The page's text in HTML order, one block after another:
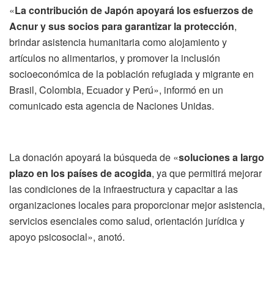
«La contribución de Japón apoyará los esfuerzos de
Acnur y sus socios para garantizar la protección,
brindar asistencia humanitaria como alojamiento y
artículos no alimentarios, y promover la inclusión
socioeconómica de la población refugiada y migrante en
Brasil, Colombia, Ecuador y Perú», informó en un
comunicado esta agencia de Naciones Unidas.
La donación apoyará la búsqueda de «soluciones a largo
plazo en los países de acogida, ya que permitirá mejorar
las condiciones de la infraestructura y capacitar a las
organizaciones locales para proporcionar mejor asistencia,
servicios esenciales como salud, orientación jurídica y
apoyo psicosocial», anotó.